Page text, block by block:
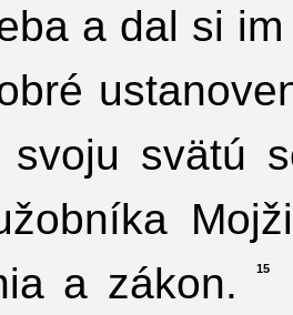
a dal si
svätú
a zákon.
15